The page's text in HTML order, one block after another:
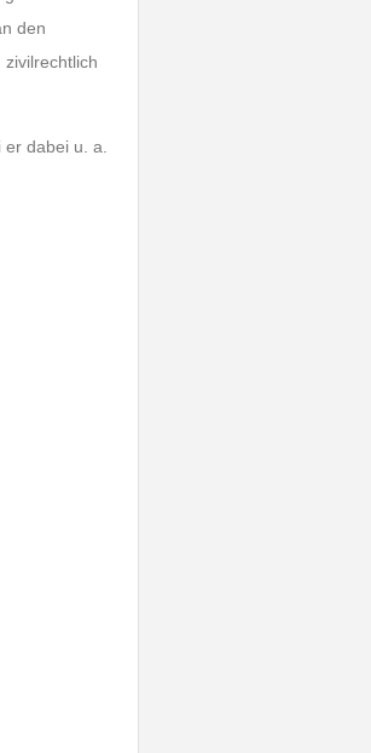
den
dabei u. a.